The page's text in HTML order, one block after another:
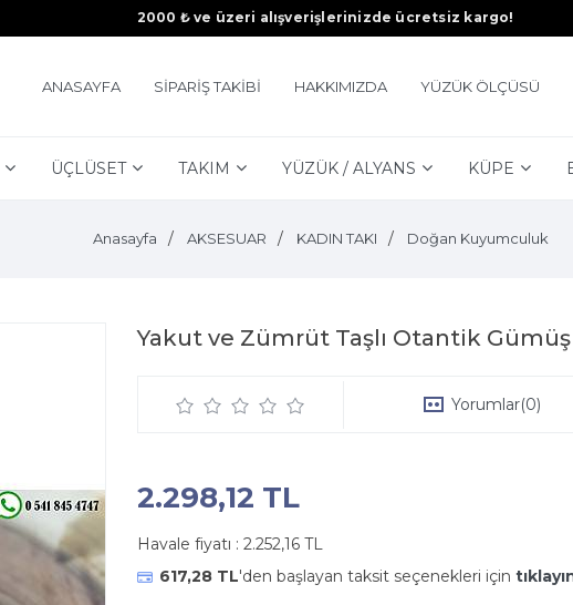
2000 ₺ ve üzeri alışverişlerinizde ücretsiz kargo!
ANASAYFA SİPARİŞ TAKİBİ HAKKIMIZDA YÜZÜK ÖLÇÜSÜ
ÜÇLÜSET TAKIM YÜZÜK / ALYANS KÜPE
Anasayfa AKSESUAR KADIN TAKI Doğan Kuyumculuk
Yakut ve Zümrüt Taşlı Otantik
Yorumlar(0)
2.298,12 TL
Havale fiyatı : 2.252,16 TL
617,28 TL'den başlayan taksit seçenekleri için